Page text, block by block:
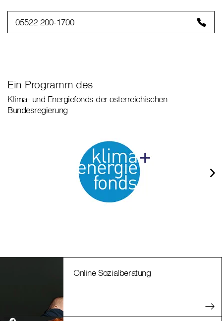
05522 200-1700
Ein Programm des
Klima- und Energiefonds der österreichischen
Bundesregierung
Online Sozialberatung